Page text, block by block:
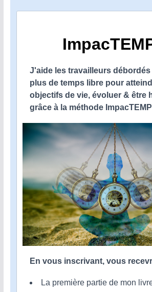
J'aide les travailleurs
plus de temps libre pour
objectifs de vie, évoluer & être
grâce à la méthode
En vous inscrivant, vous
La première partie de mon